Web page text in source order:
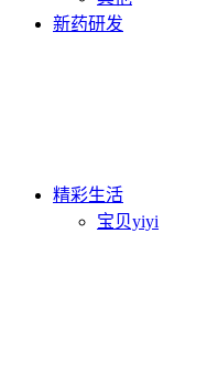
新药研发
精彩生活
宝贝yiyi